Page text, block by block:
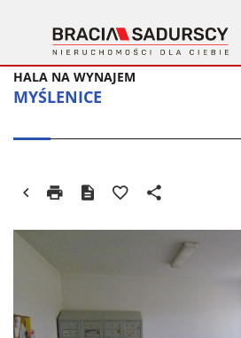
MYŚLENICE
HALA NA WYNAJEM